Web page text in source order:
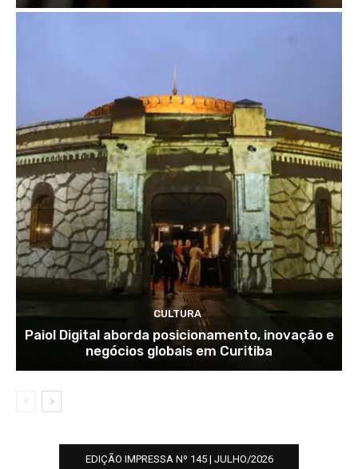
CULTURA
Paiol Digital aborda posicionamento, inovação e
negócios globais em Curitiba
EDIÇÃO IMPRESSA Nº 145 | JULHO/2026